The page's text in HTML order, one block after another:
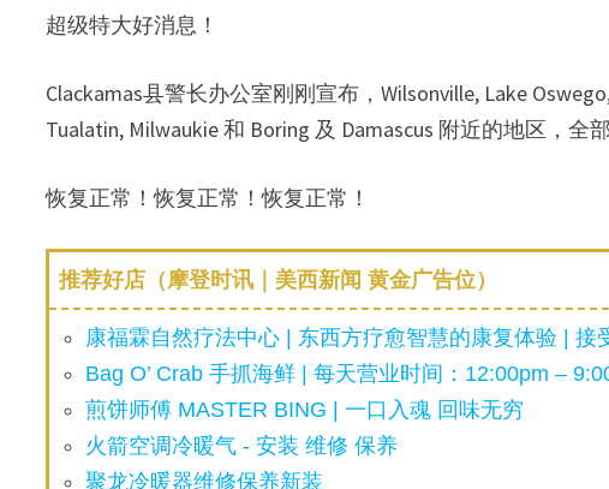
超级特大好消息！
Clackamas县警长办公室刚刚宣布，Wilsonville, Lake
Tualatin, Milwaukie 和 Boring 及 Damascus 附近的地区，全
恢复正常！恢复正常！恢复正常！
推荐好店（摩登时讯｜美西新闻 黄金广告位）
康福霖自然疗法中心 | 东西方疗愈智慧的康复体验 | 接
Bag O’ Crab 手抓海鲜 | 每天营业时间：12:00pm –
煎饼师傅 MASTER BING | 一口入魂 回味无穷
火箭空调冷暖气 - 安装 维修 保养
聚龙冷暖器维修保养新装